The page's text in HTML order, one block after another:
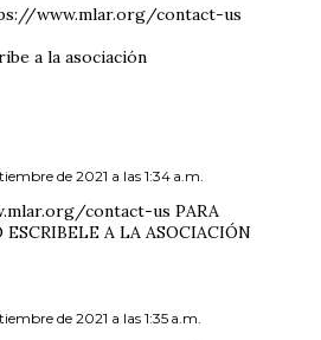
www.mlar.org/contact-us
a la asociación
de 2021 a las 1:34 a.m.
contact-us PARA
ESCRIBELE A LA ASOCIACIÓN
de 2021 a las 1:35 a.m.